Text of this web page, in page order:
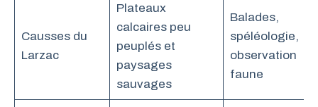
Causses du
Larzac
Plateaux
calcaires peu
peuplés et
paysages
sauvages
Balades,
spéléologie,
observation
faune